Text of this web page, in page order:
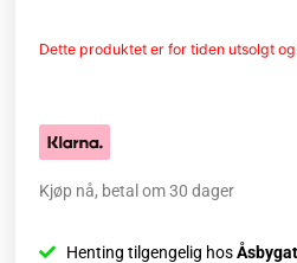
Dette produktet er for tiden utsolgt
Kjøp nå, betal om 30 dager
Henting tilgengelig hos